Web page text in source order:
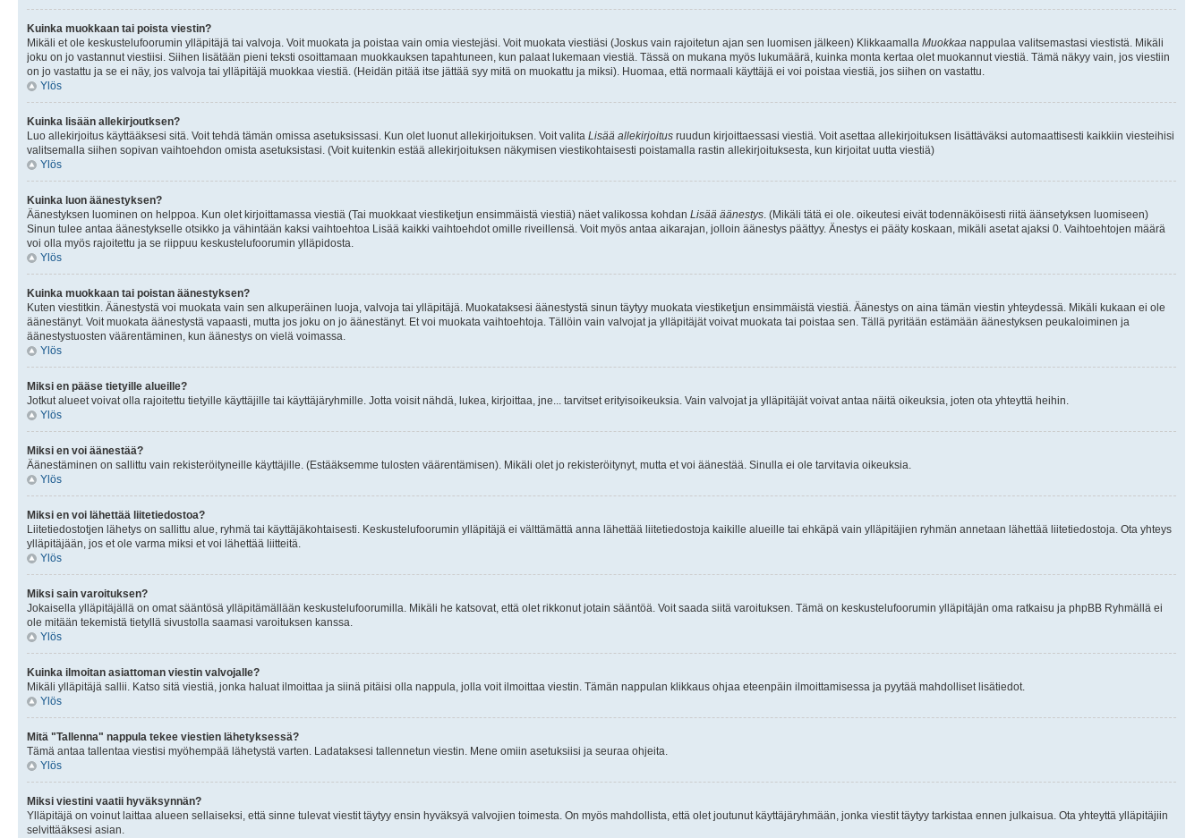
Kuinka muokkaan tai poista viestin?
Mikäli et ole keskustelufoorumin ylläpitäjä tai valvoja. Voit muokata ja poistaa vain omia viestejäsi. Voit muokata viestiäsi (Joskus vain rajoitetun ajan sen luomisen jälkeen) Klikkaamalla Muokkaa nappulaa valitsemastasi viestistä. Mikäli
joku on jo vastannut viestiisi. Siihen lisätään pieni teksti osoittamaan muokkauksen tapahtuneen, kun palaat lukemaan viestiä. Tässä on mukana myös lukumäärä, kuinka monta kertaa olet muokannut viestiä. Tämä näkyy vain, jos viestiin
on jo vastattu ja se ei näy, jos valvoja tai ylläpitäjä muokkaa viestiä. (Heidän pitää itse jättää syy mitä on muokattu ja miksi). Huomaa, että normaali käyttäjä ei voi poistaa viestiä, jos siihen on vastattu.
Ylös
Kuinka lisään allekirjoutksen?
Luo allekirjoitus käyttääksesi sitä. Voit tehdä tämän omissa asetuksissasi. Kun olet luonut allekirjoituksen. Voit valita Lisää allekirjoitus ruudun kirjoittaessasi viestiä. Voit asettaa allekirjoituksen lisättäväksi automaattisesti kaikkiin viesteihisi
valitsemalla siihen sopivan vaihtoehdon omista asetuksistasi. (Voit kuitenkin estää allekirjoituksen näkymisen viestikohtaisesti poistamalla rastin allekirjoituksesta, kun kirjoitat uutta viestiä)
Ylös
Kuinka luon äänestyksen?
Äänestyksen luominen on helppoa. Kun olet kirjoittamassa viestiä (Tai muokkaat viestiketjun ensimmäistä viestiä) näet valikossa kohdan Lisää äänestys . (Mikäli tätä ei ole. oikeutesi eivät todennäköisesti riitä äänsetyksen luomiseen)
Sinun tulee antaa äänestykselle otsikko ja vähintään kaksi vaihtoehtoa Lisää kaikki vaihtoehdot omille riveillensä. Voit myös antaa aikarajan, jolloin äänestys päättyy. Änestys ei pääty koskaan, mikäli asetat ajaksi 0. Vaihtoehtojen määrä
voi olla myös rajoitettu ja se riippuu keskustelufoorumin ylläpidosta.
Ylös
Kuinka muokkaan tai poistan äänestyksen?
Kuten viestitkin. Äänestystä voi muokata vain sen alkuperäinen luoja, valvoja tai ylläpitäjä. Muokataksesi äänestystä sinun täytyy muokata viestiketjun ensimmäistä viestiä. Äänestys on aina tämän viestin yhteydessä. Mikäli kukaan ei ole
äänestänyt. Voit muokata äänestystä vapaasti, mutta jos joku on jo äänestänyt. Et voi muokata vaihtoehtoja. Tällöin vain valvojat ja ylläpitäjät voivat muokata tai poistaa sen. Tällä pyritään estämään äänestyksen peukaloiminen ja
äänestystuosten väärentäminen, kun äänestys on vielä voimassa.
Ylös
Miksi en pääse tietyille alueille?
Jotkut alueet voivat olla rajoitettu tietyille käyttäjille tai käyttäjäryhmille. Jotta voisit nähdä, lukea, kirjoittaa, jne... tarvitset erityisoikeuksia. Vain valvojat ja ylläpitäjät voivat antaa näitä oikeuksia, joten ota yhteyttä heihin.
Ylös
Miksi en voi äänestää?
Äänestäminen on sallittu vain rekisteröityneille käyttäjille. (Estääksemme tulosten väärentämisen). Mikäli olet jo rekisteröitynyt, mutta et voi äänestää. Sinulla ei ole tarvitavia oikeuksia.
Ylös
Miksi en voi lähettää liitetiedostoa?
Liitetiedostotjen lähetys on sallittu alue, ryhmä tai käyttäjäkohtaisesti. Keskustelufoorumin ylläpitäjä ei välttämättä anna lähettää liitetiedostoja kaikille alueille tai ehkäpä vain ylläpitäjien ryhmän annetaan lähettää liitetiedostoja. Ota yhteys
ylläpitäjään, jos et ole varma miksi et voi lähettää liitteitä.
Ylös
Miksi sain varoituksen?
Jokaisella ylläpitäjällä on omat sääntösä ylläpitämällään keskustelufoorumilla. Mikäli he katsovat, että olet rikkonut jotain sääntöä. Voit saada siitä varoituksen. Tämä on keskustelufoorumin ylläpitäjän oma ratkaisu ja phpBB Ryhmällä ei
ole mitään tekemistä tietyllä sivustolla saamasi varoituksen kanssa.
Ylös
Kuinka ilmoitan asiattoman viestin valvojalle?
Mikäli ylläpitäjä sallii. Katso sitä viestiä, jonka haluat ilmoittaa ja siinä pitäisi olla nappula, jolla voit ilmoittaa viestin. Tämän nappulan klikkaus ohjaa eteenpäin ilmoittamisessa ja pyytää mahdolliset lisätiedot.
Ylös
Mitä "Tallenna" nappula tekee viestien lähetyksessä?
Tämä antaa tallentaa viestisi myöhempää lähetystä varten. Ladataksesi tallennetun viestin. Mene omiin asetuksiisi ja seuraa ohjeita.
Ylös
Miksi viestini vaatii hyväksynnän?
Ylläpitäjä on voinut laittaa alueen sellaiseksi, että sinne tulevat viestit täytyy ensin hyväksyä valvojien toimesta. On myös mahdollista, että olet joutunut käyttäjäryhmään, jonka viestit täytyy tarkistaa ennen julkaisua. Ota yhteyttä ylläpitäjiin
selvittääksesi asian.